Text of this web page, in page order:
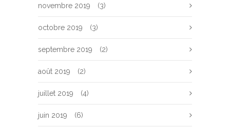
novembre 2019 (3)
octobre 2019 (3)
septembre 2019 (2)
août 2019 (2)
juillet 2019 (4)
juin 2019 (6)